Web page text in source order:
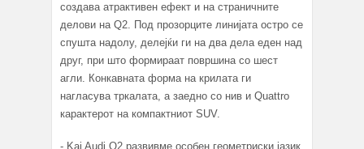
создава атрактивен ефект и на страничните
делови на Q2. Под прозорците линијата остро се
спушта надолу, делејќи ги на два дела еден над
друг, при што формираат површина со шест
агли. Конкавната форма на крилата ги
нагласува тркалата, а заедно со нив и Quattro
карактерот на компактниот SUV.
- Kaj Audi Q2 развивме особен геометриски јазик